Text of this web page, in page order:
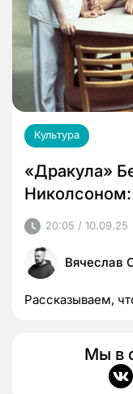
Культура
«Дракула»
20:05 / 10.09.25
Вячеслав
Рассказываем,
Мы в